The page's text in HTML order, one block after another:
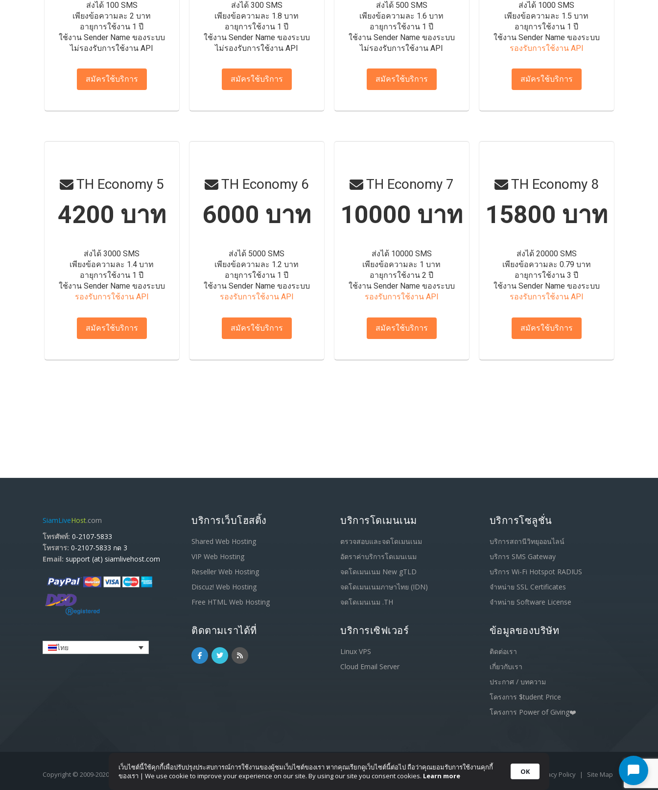
เว็บไซต์นี้ใช้คุกกี้เพื่อปรับปรุงประสบการณ์การใช้งานของผู้ชมเว็บไซต์ของเรา หากคุณเรียกดูเว็บไซต์นี้ต่อไป ถือว่าคุณยอมรับการใช้งานคุกกี้
ของเรา | We use cookie to improve your experience on our site. By using our site you consent cookies. Learn more OK
ส่งได้ 100 SMS
เพียงข้อความละ 2 บาท
อายุการใช้งาน 1 ปี
ใช้งาน Sender Name ของระบบ
ไม่รองรับการใช้งาน API
สมัครใช้บริการ
ส่งได้ 300 SMS
เพียงข้อความละ 1.8 บาท
อายุการใช้งาน 1 ปี
ใช้งาน Sender Name ของระบบ
ไม่รองรับการใช้งาน API
สมัครใช้บริการ
ส่งได้ 500 SMS
เพียงข้อความละ 1.6 บาท
อายุการใช้งาน 1 ปี
ใช้งาน Sender Name ของระบบ
ไม่รองรับการใช้งาน API
สมัครใช้บริการ
ส่งได้ 1000 SMS
เพียงข้อความละ 1.5 บาท
อายุการใช้งาน 1 ปี
ใช้งาน Sender Name ของระบบ
รองรับการใช้งาน API
สมัครใช้บริการ
TH Economy 5
4200 บาท
ส่งได้ 3000 SMS
เพียงข้อความละ 1.4 บาท
อายุการใช้งาน 1 ปี
ใช้งาน Sender Name ของระบบ
รองรับการใช้งาน API
สมัครใช้บริการ
TH Economy 6
6000 บาท
ส่งได้ 5000 SMS
เพียงข้อความละ 1.2 บาท
อายุการใช้งาน 1 ปี
ใช้งาน Sender Name ของระบบ
รองรับการใช้งาน API
สมัครใช้บริการ
TH Economy 7
10000 บาท
ส่งได้ 10000 SMS
เพียงข้อความละ 1 บาท
อายุการใช้งาน 2 ปี
ใช้งาน Sender Name ของระบบ
รองรับการใช้งาน API
สมัครใช้บริการ
TH Economy 8
15800 บาท
ส่งได้ 20000 SMS
เพียงข้อความละ 0.79 บาท
อายุการใช้งาน 3 ปี
ใช้งาน Sender Name ของระบบ
รองรับการใช้งาน API
สมัครใช้บริการ
SiamLiveHost.com
โทรศัพท์: 0-2107-5833
โทรสาร: 0-2107-5833 กด 3
Email: support (at) siamlivehost.com
ไทย
บริการเว็บโฮสติ้ง
Shared Web Hosting
VIP Web Hosting
Reseller Web Hosting
Discuz! Web Hosting
Free HTML Web Hosting
ติดตามเราได้ที่
บริการโดเมนเนม
ตรวจสอบและจดโดเมนเนม
อัตราค่าบริการโดเมนเนม
จดโดเมนเนม New gTLD
จดโดเมนเนมภาษาไทย (IDN)
จดโดเมนเนม .TH
บริการเซิฟเวอร์
Linux VPS
Cloud Email Server
บริการโซลูชั่น
บริการสถานีวิทยุออนไลน์
บริการ SMS Gateway
บริการ Wi-Fi Hotspot RADIUS
จำหน่าย SSL Certificates
จำหน่าย Software License
ข้อมูลของบริษัท
ติดต่อเรา
เกี่ยวกับเรา
ประกาศ / บทความ
โครงการ $tudent Price
โครงการ Power of Giving❤️
Copyright © 2009-2020 SiamLiveHost.com - All rights reserved. Terms of Service | Privacy Policy | Site Map